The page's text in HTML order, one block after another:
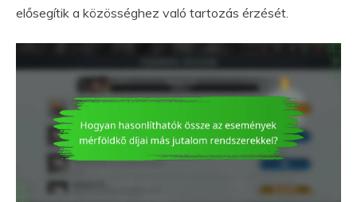
elősegítik a közösséghez való tartozás érzését.